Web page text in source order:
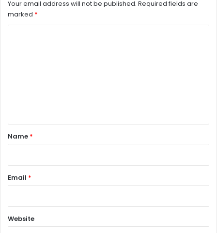
Your email address will not be published. Required fields are
marked *
*
Name *
Email *
Website